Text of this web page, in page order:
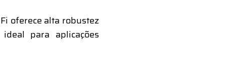
oferece alta robustez
para aplicações